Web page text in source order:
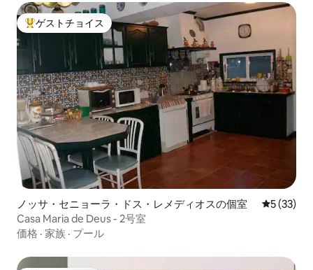
大好評のゲストチョイスです。
ゲストチョイス
ノッサ・セニョーラ・ドス・レメディオスの個室 レビュー
5 (33)
Casa Maria de Deus - 2号室
価格 · 家族 · プール